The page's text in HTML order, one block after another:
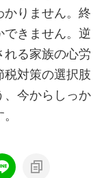
りません。終
きません。逆
れる家族の心労
対策の選択肢
、今からしっか